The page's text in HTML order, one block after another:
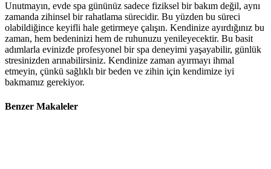
Unutmayın, evde spa gününüz sadece fiziksel bir bakım değil, aynı
zamanda zihinsel bir rahatlama sürecidir. Bu yüzden bu süreci
olabildiğince keyifli hale getirmeye çalışın. Kendinize ayırdığınız bu
zaman, hem bedeninizi hem de ruhunuzu yenileyecektir. Bu basit
adımlarla evinizde profesyonel bir spa deneyimi yaşayabilir, günlük
stresinizden arınabilirsiniz. Kendinize zaman ayırmayı ihmal
etmeyin, çünkü sağlıklı bir beden ve zihin için kendimize iyi
bakmamız gerekiyor.
Benzer Makaleler